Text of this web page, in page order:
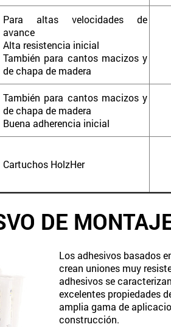
Para altas velocidades de
avance
Alta resistencia inicial
También para cantos macizos y
de chapa de madera
También para cantos macizos y
de chapa de madera
Buena adherencia inicial
Cartuchos HolzHer
DE
Los adhesivos basados
crean uniones muy
adhesivos se
excelentes propiedades
amplia gama de
construcción.